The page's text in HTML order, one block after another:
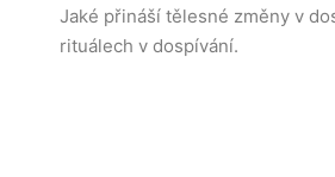
Jaké přináší tělesné změny v
rituálech v dospívání.